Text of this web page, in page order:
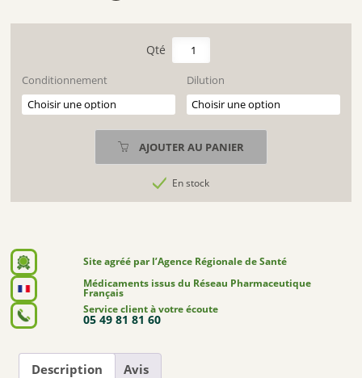
Conditionnement Dilution
quantité
de
GENTIANA
LUTEA
AJOUTER AU PANIER
En stock
Site agréé par l’Agence Régionale de Santé
Médicaments issus du Réseau Pharmaceutique
Français
Service client à votre écoute
05 49 81 81 60
Description Avis